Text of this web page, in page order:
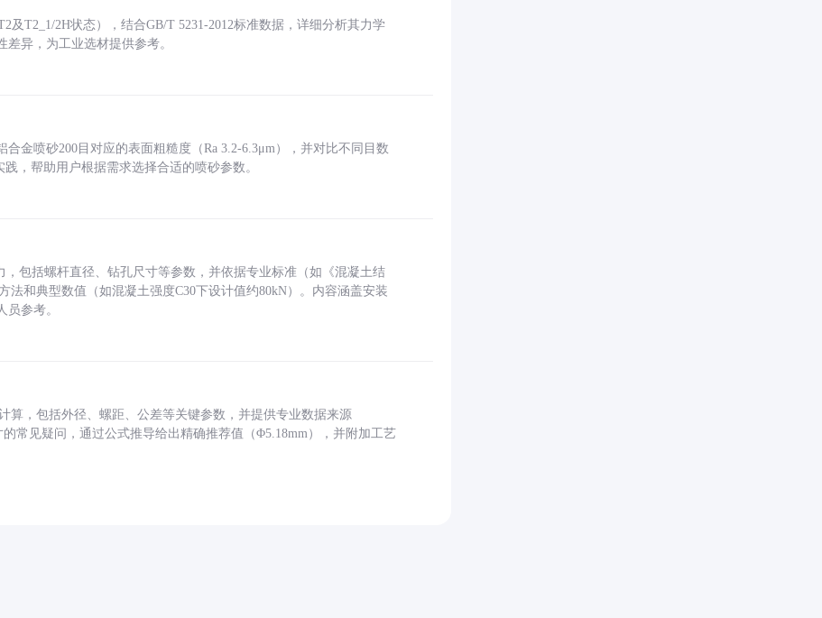
T2_1/2H状态），结合GB/T 5231-2012标准数据，详细分析其力学
异，为工业选材提供参考。
金喷砂200目对应的表面粗糙度（Ra 3.2-6.3μm），并对比不同目数
，帮助用户根据需求选择合适的喷砂参数。
包括螺杆直径、钻孔尺寸等参数，并依据专业标准（如《混凝土结
法和典型数值（如混凝土强度C30下设计值约80kN）。内容涵盖安装
参考。
算，包括外径、螺距、公差等关键参数，并提供专业数据来源
的常见疑问，通过公式推导给出精确推荐值（Φ5.18mm），并附加工艺